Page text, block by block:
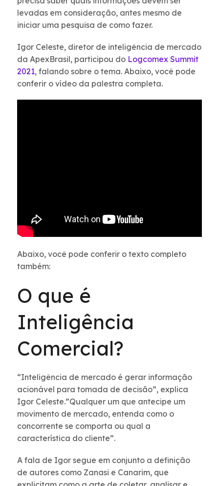
levadas em consideração, antes mesmo de
iniciar uma pesquisa de como fazer.
Igor Celeste, diretor de inteligência de mercado
da ApexBrasil, participou do Logcomex Summit
2021, falando sobre o tema. Abaixo, você pode
conferir o vídeo da palestra completa.
Abaixo, você pode conferir o texto completo
também:
O que é
Inteligência
Comercial?
“Inteligência de mercado é gerar informação
acionável para tomada de decisão”, explica
Igor Celeste.”Qualquer um que antecipe um
movimento de mercado, entenda como o
concorrente se comporta ou qual a
característica do cliente”.
A fala de Igor segue em conjunto a definição
de autores como Zanasi e Canarim, que